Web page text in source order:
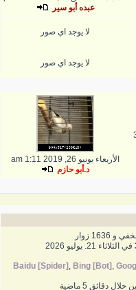
عبده أبو سير
لا يوجد اي صور
لا يوجد اي صور
الأربعاء يونيو 26, 2019 1:11 am
د.أبو حازم
في الثلاثاء 21. يوليو 2026
Baidu [Spider] , Bing [Bot] ,
دقائق 5 ماضية